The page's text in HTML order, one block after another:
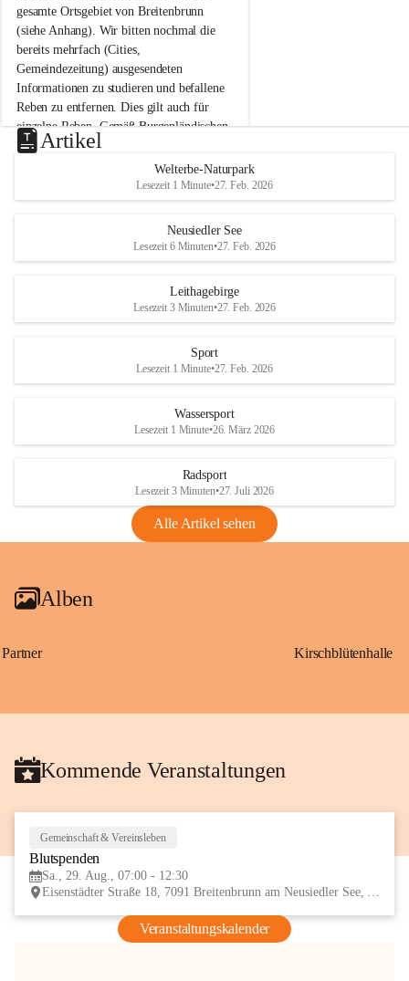
u
n
n
a
m
N
e
u
s
d
S
gesamte Ortsgebiet von Breitenbrunn
(siehe Anhang). Wir bitten nochmal die
bereits mehrfach (Cities,
Gemeindezeitung) ausgesendeten
Informationen zu studieren und befallene
Reben zu entfernen. Dies gilt auch für
einzelne Reben. Gemäß Burgenländischen
Weinbaugesetz sind nicht gepflegte oder
unzulässige Weingärten zu roden! Bitte
helfen wir zusammen um unsere Winzer
vor den prognostizierten Ernteausfällen
und den daraus folgenden wirtschaftlichen
Maßnahmen zur Bekämpfung
Rebe und der Amerikanischen
Anhang VBl. EU Nr. 18
1 Seite•1,4 MB
VBl. EU Nr. 18_2026
u
e
d
r
S
Artikel
Welterbe-Naturpark
Lesezeit 1 Minute•27. Feb. 2026
Neusiedler See
Lesezeit 6 Minuten•27. Feb. 2026
Leithagebirge
Lesezeit 3 Minuten•27. Feb. 2026
Sport
Lesezeit 1 Minute•27. Feb. 2026
Wassersport
Lesezeit 1 Minute•26. März 2026
Radsport
Lesezeit 3 Minuten•27. Juli 2026
Alle Artikel sehen
Alben
Partner Kirschblütenhalle
Kommende Veranstaltungen
Gemeinschaft & Vereinsleben
Blutspenden
Sa., 29. Aug., 07:00 - 12:30
Eisenstädter Straße 18, 7091 Breitenbrunn am Neusiedler See, AUT
Veranstaltungskalender